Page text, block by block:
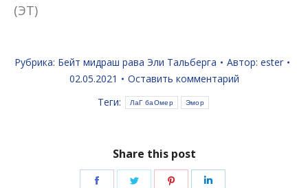
(ЭТ)
Рубрика: Бейт мидраш рава Эли Тальберга Автор: ester
02.05.2021
Оставить комментарий
Теги:
ЛаГ баОмер Эмор
Share this post
ПоделитьсяПоделитьсяПоделиться